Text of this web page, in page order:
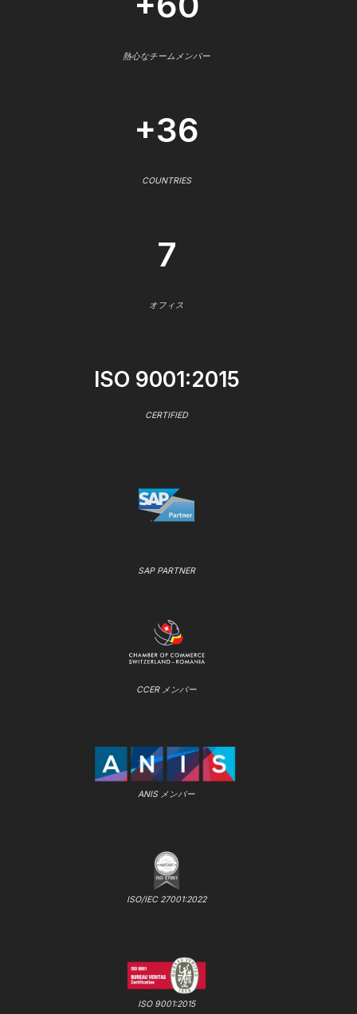
熱心なチームメンバー
+36
COUNTRIES
7
オフィス
ISO 9001:2015
CERTIFIED
SAP PARTNER
CCER メンバー
ANIS メンバー
ISO/IEC 27001:2022
ISO 9001:2015